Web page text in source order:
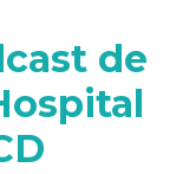
de